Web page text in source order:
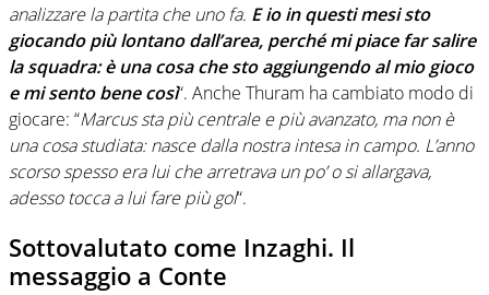
analizzare la partita che uno fa. E io in questi mesi sto
giocando più lontano dall’area, perché mi piace far salire
la squadra: è una cosa che sto aggiungendo al mio gioco
e mi sento bene così“. Anche Thuram ha cambiato modo di
giocare: “Marcus sta più centrale e più avanzato, ma non è
una cosa studiata: nasce dalla nostra intesa in campo. L’anno
scorso spesso era lui che arretrava un po’ o si allargava,
adesso tocca a lui fare più gol“.
Sottovalutato come Inzaghi. Il
messaggio a Conte